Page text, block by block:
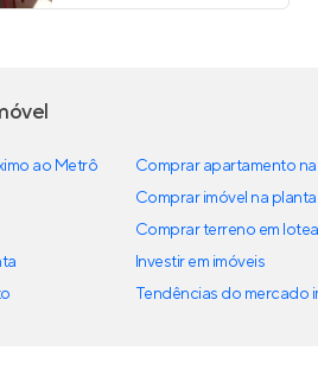
ao Metrô
Comprar apartamento
Comprar imóvel na planta
Comprar terreno em
Investir em imóveis
Tendências do mercado